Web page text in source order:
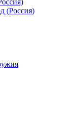
(Россия)